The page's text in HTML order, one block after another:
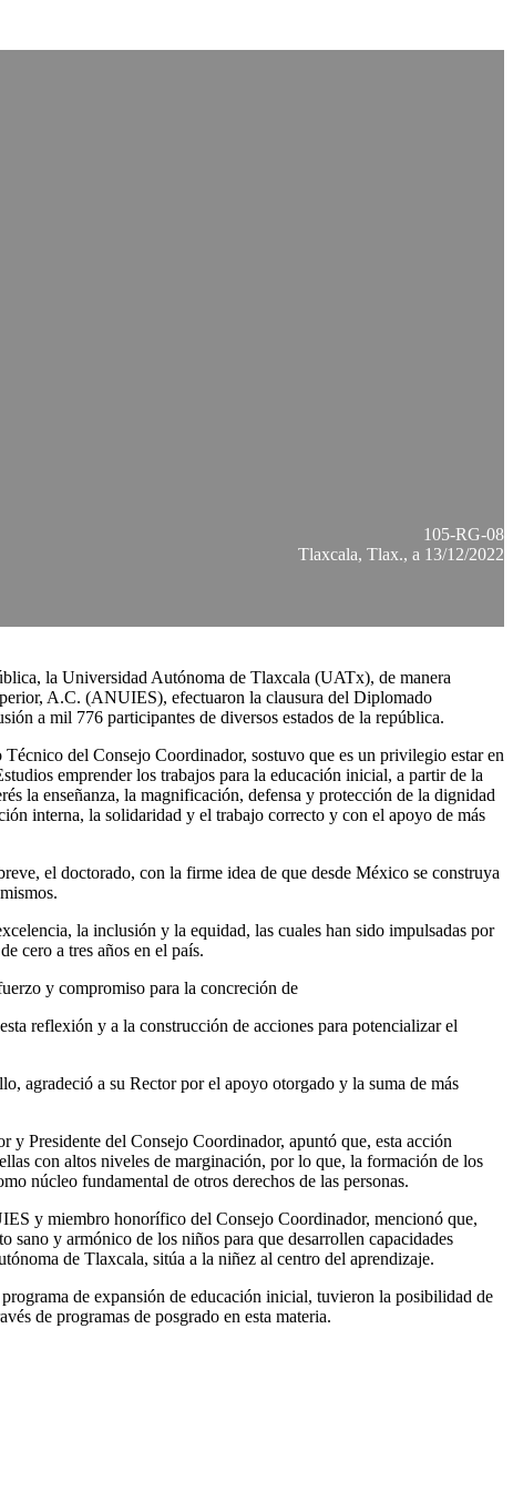
105-RG-08
Tlaxcala, Tlax., a 13/12/2022
la Universidad Autónoma de Tlaxcala (UATx), de manera
A.C. (ANUIES), efectuaron la clausura del Diplomado
a mil 776 participantes de diversos estados de la república.
del Consejo Coordinador, sostuvo que es un privilegio estar en
emprender los trabajos para la educación inicial, a partir de la
la enseñanza, la magnificación, defensa y protección de la dignidad
interna, la solidaridad y el trabajo correcto y con el apoyo de más
el doctorado, con la firme idea de que desde México se construya
la inclusión y la equidad, las cuales han sido impulsadas por
cero a tres años en el país.
y compromiso para la concreción de
reflexión y a la construcción de acciones para potencializar el
agradeció a su Rector por el apoyo otorgado y la suma de más
Presidente del Consejo Coordinador, apuntó que, esta acción
con altos niveles de marginación, por lo que, la formación de los
núcleo fundamental de otros derechos de las personas.
y miembro honorífico del Consejo Coordinador, mencionó que,
sano y armónico de los niños para que desarrollen capacidades
de Tlaxcala, sitúa a la niñez al centro del aprendizaje.
de expansión de educación inicial, tuvieron la posibilidad de
de programas de posgrado en esta materia.